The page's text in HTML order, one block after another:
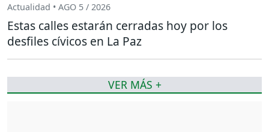
Actualidad • AGO 5 / 2026
Estas calles estarán cerradas hoy por los
desfiles cívicos en La Paz
VER MÁS +